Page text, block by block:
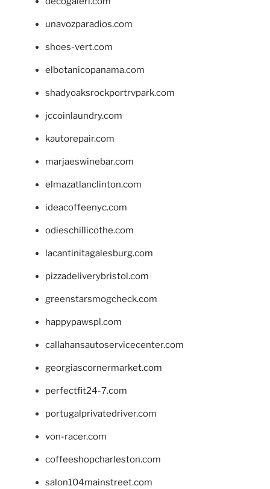
unavozparadios.com
shoes-vert.com
elbotanicopanama.com
shadyoaksrockportrvpark.com
jccoinlaundry.com
kautorepair.com
marjaeswinebar.com
elmazatlanclinton.com
ideacoffeenyc.com
odieschillicothe.com
lacantinitagalesburg.com
pizzadeliverybristol.com
greenstarsmogcheck.com
happypawspl.com
callahansautoservicecenter.com
georgiascornermarket.com
perfectfit24-7.com
portugalprivatedriver.com
von-racer.com
coffeeshopcharleston.com
salon104mainstreet.com